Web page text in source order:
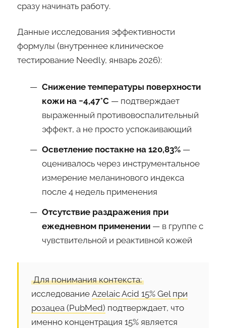
сразу начинать работу.
Данные исследования эффективности
формулы (внутреннее клиническое
тестирование Needly, январь 2026):
Снижение температуры поверхности
кожи на −4,47°C — подтверждает
выраженный противовоспалительный
эффект, а не просто успокаивающий
Осветление постакне на 120,83% —
оценивалось через инструментальное
измерение меланинового индекса
после 4 недель применения
Отсутствие раздражения при
ежедневном применении — в группе с
чувствительной и реактивной кожей
Для понимания контекста:
исследование Azelaic Acid 15% Gel при
розацеа (PubMed) подтверждает, что
именно концентрация 15% является